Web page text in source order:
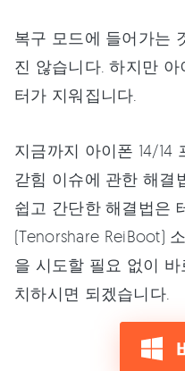
복구 모드에 들어가는
진 않습니다. 하지만
터가 지워집니다.
지금까지 아이폰 14/14
갇힘 이슈에 관한 해결
쉽고 간단한 해결법은
(Tenorshare ReiBoot)
을 시도할 필요 없이
치하시면 되겠습니다.